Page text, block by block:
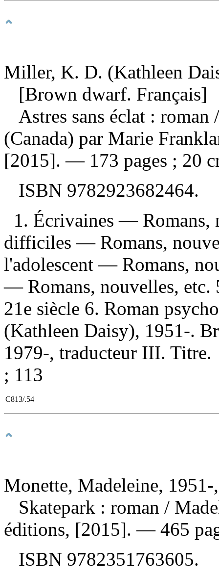
Miller, K. D. (Kathleen
[Brown dwarf. Français]
Astres sans éclat : roman
(Canada) par Marie
[2015]. — 173 pages ; 20
ISBN 9782923682464.
1. Écrivaines — Romans,
difficiles — Romans,
l'adolescent — Romans,
— Romans, nouvelles, etc.
21e siècle 6. Roman
(Kathleen Daisy), 1951-.
1979-, traducteur III.
; 113
C813/.54
Monette, Madeleine, 1951-
Skatepark : roman /
éditions, [2015]. — 465
ISBN 9782351763605.